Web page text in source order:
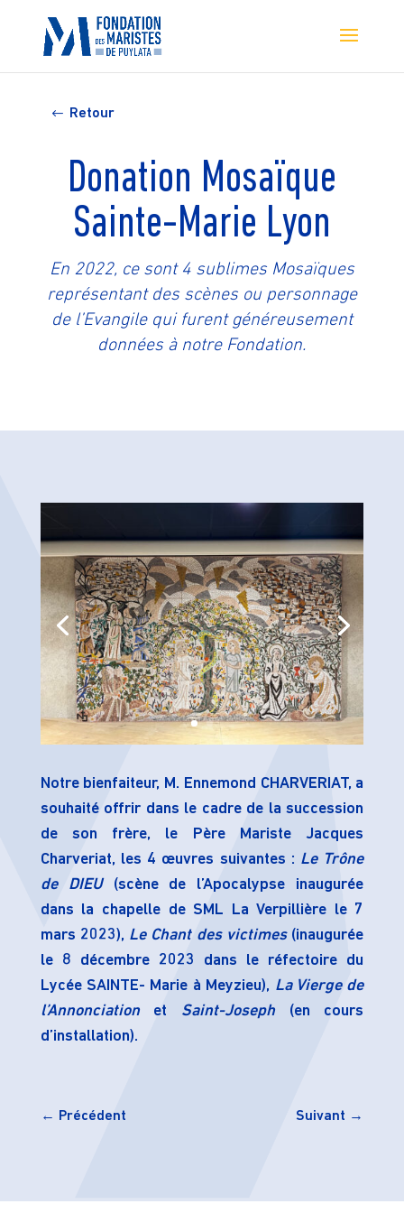
Retour
Donation Mosaïque
Sainte-Marie Lyon
En 2022, ce sont 4 sublimes Mosaïques
représentant des scènes ou personnage
de l’Evangile qui furent généreusement
données à notre Fondation.
Notre bienfaiteur, M. Ennemond CHARVERIAT, a
souhaité offrir dans le cadre de la succession
de son frère, le Père Mariste Jacques
Charveriat, les 4 œuvres suivantes : Le Trône
de DIEU (scène de l’Apocalypse inaugurée
dans la chapelle de SML La Verpillière le 7
mars 2023), Le Chant des victimes (inaugurée
le 8 décembre 2023 dans le réfectoire du
Lycée SAINTE- Marie à Meyzieu), La Vierge de
l’Annonciation et Saint-Joseph (en cours
d’installation).
← Précédent Suivant →